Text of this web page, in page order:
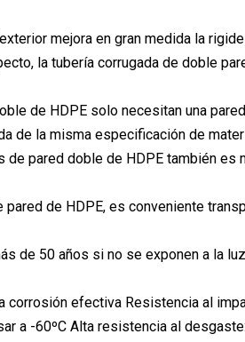
mejora en gran medida la
la tubería corrugada de doble
de HDPE solo necesitan una
de la misma especificación de
pared doble de HDPE también es
de HDPE, es conveniente
de 50 años si no se exponen a la
corrosión efectiva Resistencia al
a -60ºC Alta resistencia al